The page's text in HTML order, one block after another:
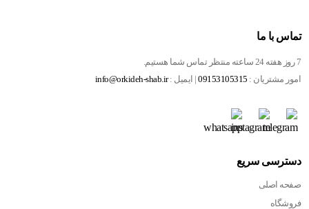
تماس با ما
7 روز هفته 24 ساعته منتظر تماس شما هستیم.
امور مشتریان : 09153105315 | ایمیل :info@orkideh-shab.ir
دسترسی سریع
صفحه اصلی
فروشگاه